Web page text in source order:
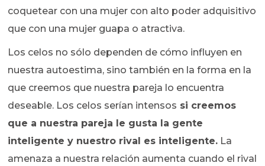
coquetear con una mujer con alto poder adquisitivo
que con una mujer guapa o atractiva.
Los celos no sólo dependen de cómo influyen en
nuestra autoestima, sino también en la forma en la
que creemos que nuestra pareja lo encuentra
deseable. Los celos serían intensos si creemos
que a nuestra pareja le gusta la gente
inteligente y nuestro rival es inteligente. La
amenaza a nuestra relación aumenta cuando el rival